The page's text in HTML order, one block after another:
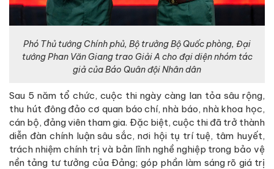
Phó Thủ tướng Chính phủ, Bộ trưởng Bộ Quốc phòng, Đại
tướng Phan Văn Giang trao Giải A cho đại diện nhóm tác
giả của Báo Quân đội Nhân dân
Sau 5 năm tổ chức, cuộc thi ngày càng lan tỏa sâu rộng,
thu hút đông đảo cơ quan báo chí, nhà báo, nhà khoa học,
cán bộ, đảng viên tham gia. Đặc biệt, cuộc thi đã trở thành
diễn đàn chính luận sâu sắc, nơi hội tụ trí tuệ, tâm huyết,
trách nhiệm chính trị và bản lĩnh nghề nghiệp trong bảo vệ
nền tảng tư tưởng của Đảng; góp phần làm sáng rõ giá trị